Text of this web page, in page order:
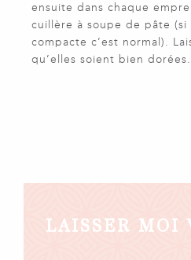
ensuite dans chaque
cuillère à soupe de pâte (si
compacte c’est normal).
qu’elles soient bien dorées.
LAISSER MOI